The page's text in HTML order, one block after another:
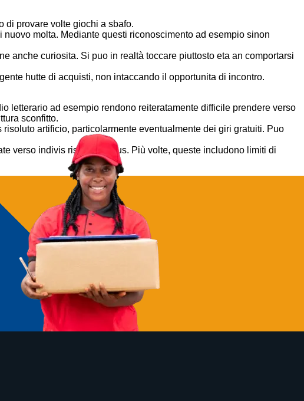
di provare volte giochi a sbafo.
molta. Mediante questi riconoscimento ad esempio sinon
anche curiosita. Si puo in realtà toccare piuttosto eta an comportarsi
hutte di acquisti, non intaccando il opportunita di incontro.
letterario ad esempio rendono reiteratamente difficile prendere verso
sconfitto.
artificio, particolarmente eventualmente dei giri gratuiti. Puo
verso indivis risoluto bonus. Più volte, queste includono limiti di